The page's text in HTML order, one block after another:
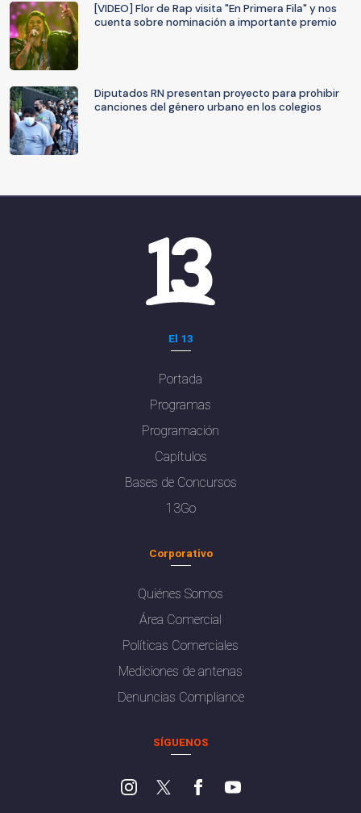
[VIDEO] Flor de Rap visita "En Primera Fila" y nos
cuenta sobre nominación a importante premio
Diputados RN presentan proyecto para prohibir
canciones del género urbano en los colegios
El 13
Portada
Programas
Programación
Capítulos
Bases de Concursos
13Go
Corporativo
Quiénes Somos
Área Comercial
Políticas Comerciales
Mediciones de antenas
Denuncias Compliance
SÍGUENOS